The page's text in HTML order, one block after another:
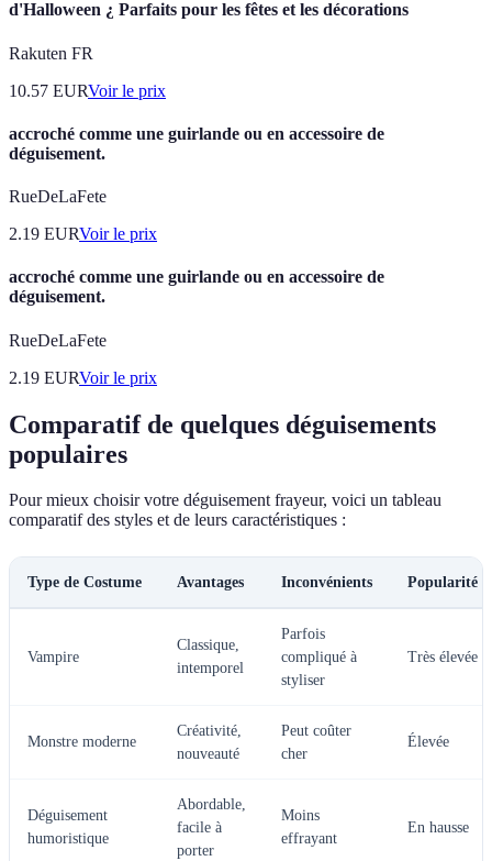
d'Halloween ¿ Parfaits pour les fêtes et les décorations
Rakuten FR
10.57 EURVoir le prix
accroché comme une guirlande ou en accessoire de
déguisement.
RueDeLaFete
2.19 EURVoir le prix
accroché comme une guirlande ou en accessoire de
déguisement.
RueDeLaFete
2.19 EURVoir le prix
Comparatif de quelques déguisements
populaires
Pour mieux choisir votre déguisement frayeur, voici un tableau
comparatif des styles et de leurs caractéristiques :
Type de Costume Avantages Inconvénients Popularité
Vampire
Classique,
intemporel
Parfois
compliqué à
styliser
Très élevée
Monstre moderne
Créativité,
nouveauté
Peut coûter
cher
Élevée
Déguisement
humoristique
Abordable,
facile à
porter
Moins
effrayant
En hausse